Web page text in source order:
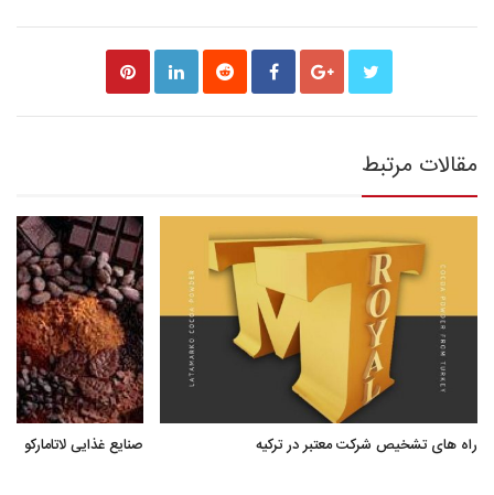
مقالات مرتبط
راه های تشخیص شرکت معتبر در ترکیه صنایع غذایی لاتامارکو